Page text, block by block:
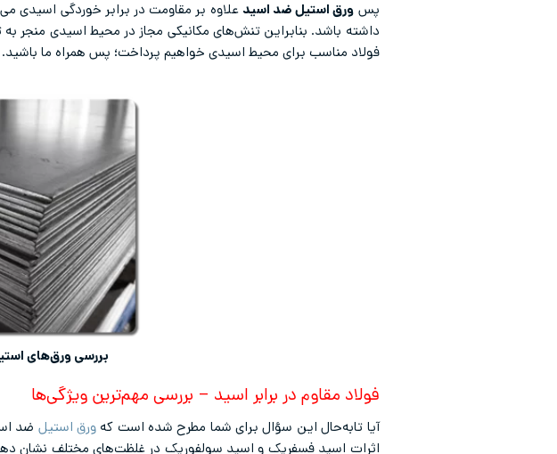
پس ورق استیل ضد اسید
داشته باشد. بنابراین تنش‌های مکانیکی مجاز در محیط اسیدی منجر
فولاد مناسب برای محیط اسیدی خواهیم پرداخت؛ پس همراه ما باشید.
بررسی ورق‌های
فولاد مقاوم در برابر اسید – بررسی مهم‌ترین ویژگی‌ها
آیا تابه‌حال این سؤال برای شما مطرح شده است که ورق استیل ضد
اثرات اسید فسفریک و اسید سولفوریک در غلظت‌های مختلف نشان